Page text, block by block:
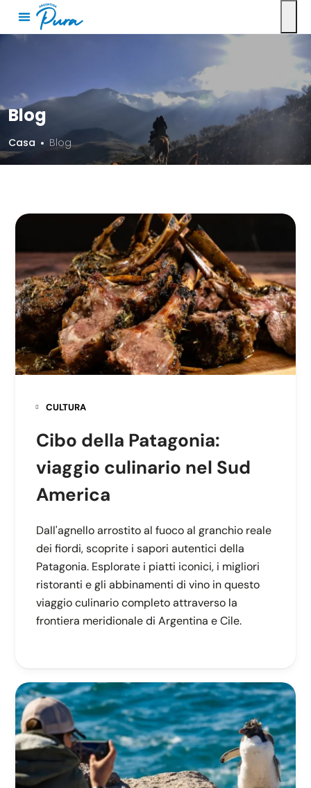
Blog
Casa Blog
CULTURA
Cibo della Patagonia:
viaggio culinario nel Sud
America
Dall'agnello arrostito al fuoco al granchio reale
dei fiordi, scoprite i sapori autentici della
Patagonia. Esplorate i piatti iconici, i migliori
ristoranti e gli abbinamenti di vino in questo
viaggio culinario completo attraverso la
frontiera meridionale di Argentina e Cile.